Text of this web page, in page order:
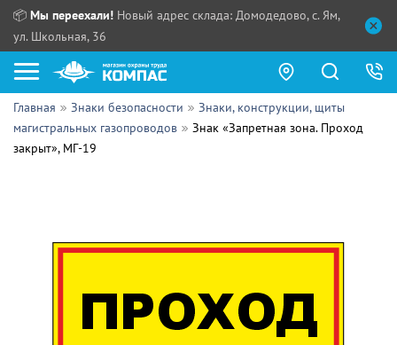
📦 Мы переехали! Новый адрес склада: Домодедово, с. Ям,
ул. Школьная, 36
Как купить?
Прайс-листы
Партнерам
СБ, ВС:
Главная Знаки безопасности
Знаки, конструкции, щиты
магистральных газопроводов
Знак «Запретная зона. Проход
закрыт», МГ-19